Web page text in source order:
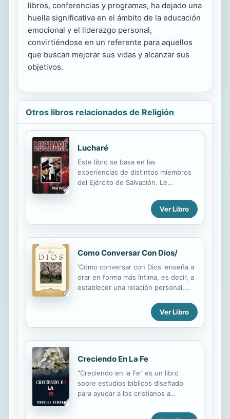
libros, conferencias y programas, ha dejado una
huella significativa en el ámbito de la educación
emocional y el liderazgo personal,
convirtiéndose en un referente para aquellos
que buscan mejorar sus vidas y alcanzar sus
objetivos.
Otros libros relacionados de Religión
Lucharé
Este libro se basa en las
experiencias de distintos miembros
del Ejército de Salvación. Le
cuya victoria proviene de la santidad.
Ver Libro
Como Conversar Con Dios/
'Cómo conversar con Dios' enseña a
orar en forma más íntima, es decir, a
establecer una relación personal,
Ver Libro
Creciendo En La Fe
"Creciendo en la Fe" es un libro
sobre estudios bíblicos diseñado
para ayudar a los cristianos a
fortalecer su fe. El libro se enfoca en